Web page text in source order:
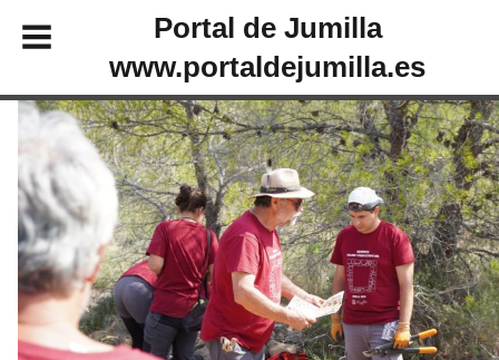
Portal de Jumilla
www.portaldejumilla.es